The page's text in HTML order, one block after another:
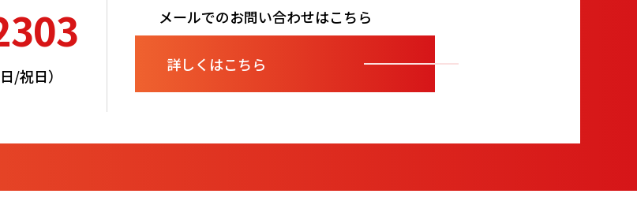
/祝日）
メールでのお問い合わせはこちら
詳しくはこちら